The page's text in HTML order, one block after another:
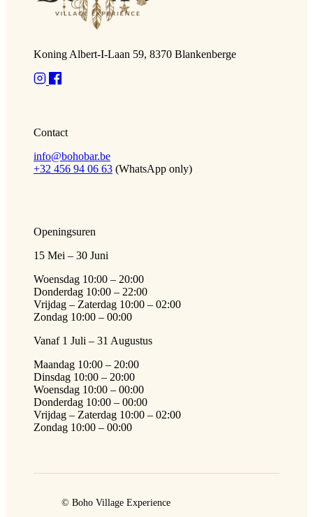
Koning Albert-I-Laan 59, 8370 Blankenberge
Contact
info@bohobar.be
+32 456 94 06 63 (WhatsApp only)
Openingsuren
15 Mei – 30 Juni
Woensdag 10:00 – 20:00
Donderdag 10:00 – 22:00
Vrijdag – Zaterdag 10:00 – 02:00
Zondag 10:00 – 00:00
Vanaf 1 Juli – 31 Augustus
Maandag 10:00 – 20:00
Dinsdag 10:00 – 20:00
Woensdag 10:00 – 00:00
Donderdag 10:00 – 00:00
Vrijdag – Zaterdag 10:00 – 02:00
Zondag 10:00 – 00:00
© Boho Village Experience